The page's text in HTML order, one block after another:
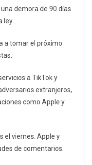
demora de 90 días
ley.
a tomar el próximo
a TikTok y
extranjeros,
como Apple y
el viernes. Apple y
de comentarios.